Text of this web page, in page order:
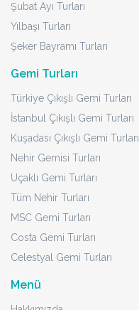
Şubat Ayı Turları
Yılbaşı Turları
Şeker Bayramı Turları
Gemi Turları
Türkiye Çıkışlı Gemi Turları
İstanbul Çıkışlı Gemi Turları
Kuşadası Çıkışlı Gemi Turları
Nehir Gemisi Turları
Uçaklı Gemi Turları
Tüm Nehir Turları
MSC Gemi Turları
Costa Gemi Turları
Celestyal Gemi Turları
Menü